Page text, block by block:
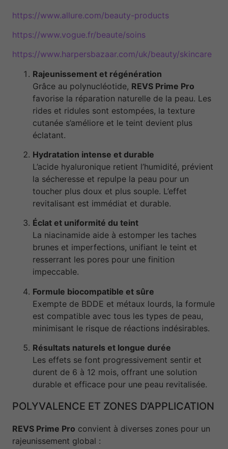
https://www.allure.com/beauty-products
https://www.vogue.fr/beaute/soins
https://www.harpersbazaar.com/uk/beauty/skincare
Rajeunissement et régénération
Grâce au polynucléotide, REVS Prime Pro
favorise la réparation naturelle de la peau. Les
rides et ridules sont estompées, la texture
cutanée s’améliore et le teint devient plus
éclatant.
Hydratation intense et durable
L’acide hyaluronique retient l’humidité, prévient
la sécheresse et repulpe la peau pour un
toucher plus doux et plus souple. L’effet
revitalisant est immédiat et durable.
Éclat et uniformité du teint
La niacinamide aide à estomper les taches
brunes et imperfections, unifiant le teint et
resserrant les pores pour une finition
impeccable.
Formule biocompatible et sûre
Exempte de BDDE et métaux lourds, la formule
est compatible avec tous les types de peau,
minimisant le risque de réactions indésirables.
Résultats naturels et longue durée
Les effets se font progressivement sentir et
durent de 6 à 12 mois, offrant une solution
durable et efficace pour une peau revitalisée.
POLYVALENCE ET ZONES D’APPLICATION
REVS Prime Pro convient à diverses zones pour un
rajeunissement global :